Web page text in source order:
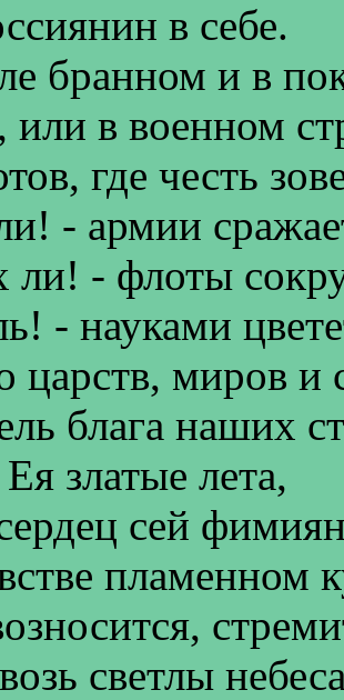
в себе.
бранном и в
или в военном
где честь
- армии
ли! - флоты
- науками
царств, миров и
блага наших
златые лета,
сей
пламенном
светлы